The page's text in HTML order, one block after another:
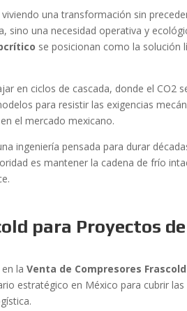
una transformación sin
sino una necesidad operativa y
se posicionan como la solución
en ciclos de cascada, donde el CO2
para resistir las exigencias
el mercado mexicano.
ingeniería pensada para durar
es mantener la cadena de frío
para Proyectos
en laVenta de Compresores Frascold
estratégico en México para cubrir las